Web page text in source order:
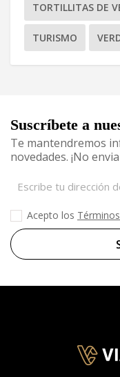
TORTILLITAS DE
TURISMO
Suscríbete a
Te mantendremos
novedades. ¡No
Acepto los